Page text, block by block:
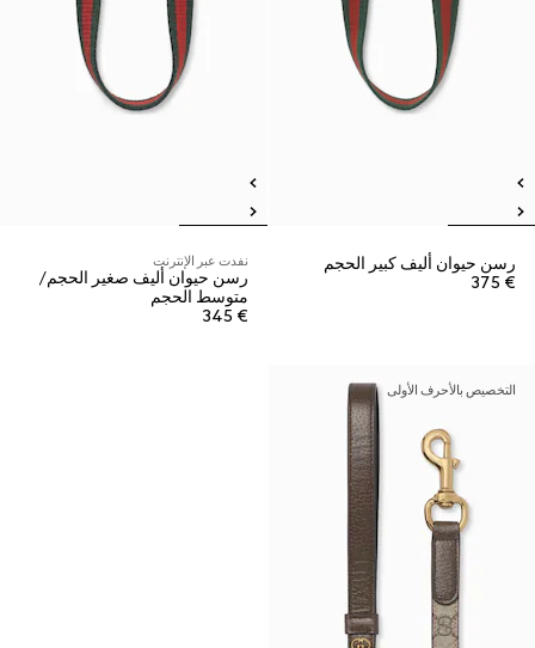
رسن حيوان أليف كبير الحجم
€ 375
نفدت عبر الإنترنت
رسن حيوان أليف صغير الحجم/
متوسط الحجم
€ 345
التخصيص بالأحرف الأولى